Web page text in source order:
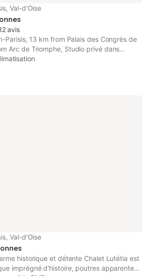
entraîner une demande de
logement doit être utilisé de manière
bon état. 4. Pro
Val-d'Oise
avis
Parisis, 13 km from Palais des Congrès de
Arc de Triomphe, Studio privé dans
and air conditioning. This property
and free private parking.
Val-d'Oise
historique et détente Chalet Lutétia est
imprégné d'histoire, poutres apparentes